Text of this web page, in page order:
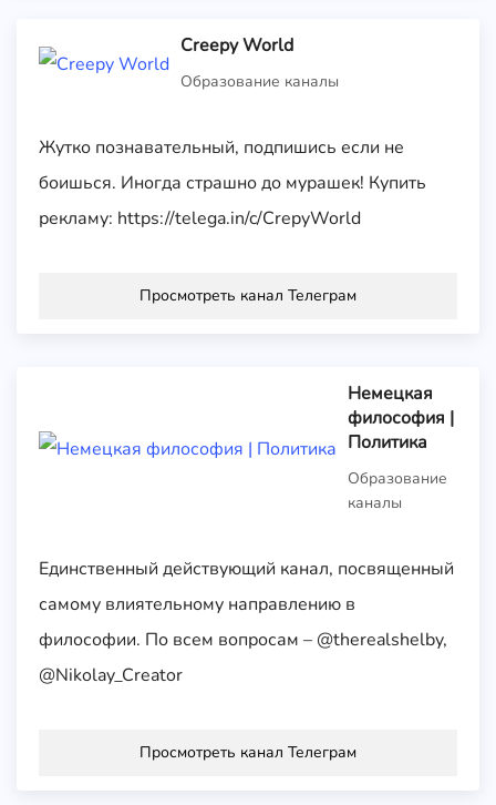
Creepy World
Образование каналы
Жутко познавательный, подпишись если не
боишься. Иногда страшно до мурашек! Купить
рекламу: https://telega.in/c/CrepyWorld
Просмотреть канал Телеграм
Немецкая
философия |
Политика
Образование
каналы
Единственный действующий канал, посвященный
самому влиятельному направлению в
философии. По всем вопросам – @therealshelby,
@Nikolay_Creator
Просмотреть канал Телеграм